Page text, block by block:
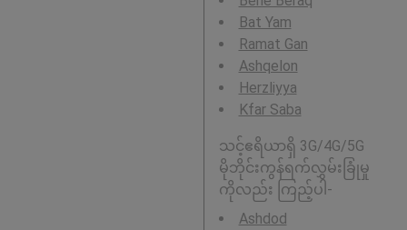
Bat Yam
Ramat Gan
Ashqelon
Herzliyya
Kfar Saba
သင့်ဧရိယာရှိ 3G/4G/5G
မိုဘိုင်းကွန်ရက်လွှမ်းခြုံမှု
ကိုလည်း ကြည့်ပါ-
Ashdod